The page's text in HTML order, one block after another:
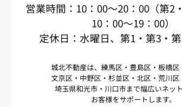
営業時間：10：00～20：00（第2
10：00～19：00）
定休日：水曜日、第1・第3・
城北不動産は、練馬区・豊島区・板橋区
文京区・中野区・杉並区・北区・荒川区
埼玉県和光市・川口市まで幅広いネッ
お客様をサポートします。